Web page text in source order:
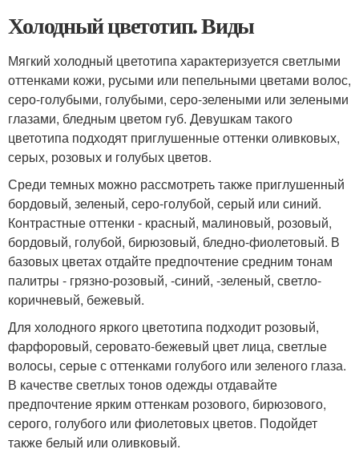
Холодный цветотип. Виды
Мягкий холодный цветотипа характеризуется светлыми
оттенками кожи, русыми или пепельными цветами волос,
серо-голубыми, голубыми, серо-зелеными или зелеными
глазами, бледным цветом губ. Девушкам такого
цветотипа подходят приглушенные оттенки оливковых,
серых, розовых и голубых цветов.
Среди темных можно рассмотреть также приглушенный
бордовый, зеленый, серо-голубой, серый или синий.
Контрастные оттенки - красный, малиновый, розовый,
бордовый, голубой, бирюзовый, бледно-фиолетовый. В
базовых цветах отдайте предпочтение средним тонам
палитры - грязно-розовый, -синий, -зеленый, светло-
коричневый, бежевый.
Для холодного яркого цветотипа подходит розовый,
фарфоровый, серовато-бежевый цвет лица, светлые
волосы, серые с оттенками голубого или зеленого глаза.
В качестве светлых тонов одежды отдавайте
предпочтение ярким оттенкам розового, бирюзового,
серого, голубого или фиолетовых цветов. Подойдет
также белый или оливковый.